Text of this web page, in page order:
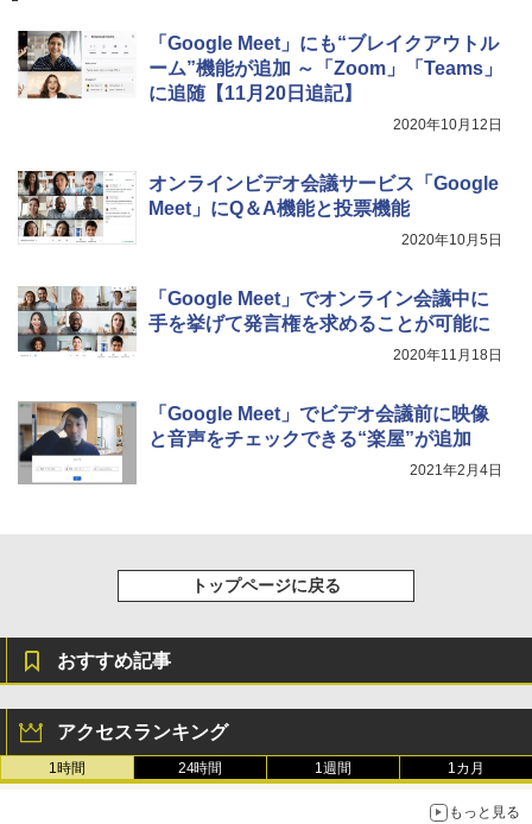
整、色調調節ライト、プレミアムペン付
き、グラファイト
￥115,980
「Google Meet」にも“ブレイクアウトル
ーム”機能が追加 ～「Zoom」「Teams」
に追随【11月20日追記】
2020年10月12日
オンラインビデオ会議サービス「Google
Meet」にQ＆A機能と投票機能
2020年10月5日
「Google Meet」でオンライン会議中に
手を挙げて発言権を求めることが可能に
2020年11月18日
「Google Meet」でビデオ会議前に映像
と音声をチェックできる“楽屋”が追加
2021年2月4日
トップページに戻る
おすすめ記事
アクセスランキング
1時間 24時間 1週間 1カ月
もっと見る